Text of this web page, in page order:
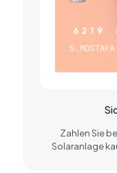
Zahlen Sie
Solaranlage